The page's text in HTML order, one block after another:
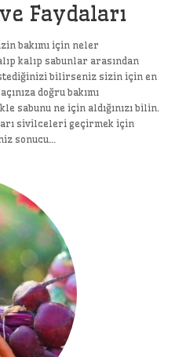
Faydaları
bakımı için neler
kalıp sabunlar arasından
bilirseniz sizin için en
doğru bakımı
sabunu ne için aldığınızı bilin.
sivilceleri geçirmek için
sonucu…